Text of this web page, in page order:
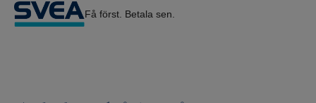
Få först. Betala sen.